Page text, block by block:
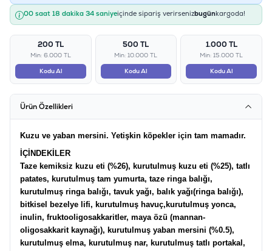
00 saat 18 dakika 34 saniyeiçinde sipariş verirsenizbugünkargoda!
200 TL
Min: 6.000 TL
Kodu Al
500 TL
Min: 10.000 TL
Kodu Al
1.000 TL
Min: 15.000 TL
Kodu Al
Ürün Özellikleri
Kuzu ve yaban mersini. Yetişkin köpekler için tam mamadır.
İÇİNDEKİLER
Taze kemiksiz kuzu eti (%26), kurutulmuş kuzu eti (%25), tatlı
patates, kurutulmuş tam yumurta, taze ringa balığı,
kurutulmuş ringa balığı, tavuk yağı, balık yağı(ringa balığı),
bitkisel bezelye lifi, kurutulmuş havuç,kurutulmuş yonca,
inulin, fruktooligosakkaritler, maya özü (mannan-
oligosakkarit kaynağı), kurutulmuş yaban mersini (%0.5),
kurutulmuş elma, kurutulmuş nar, kurutulmuş tatlı portakal,